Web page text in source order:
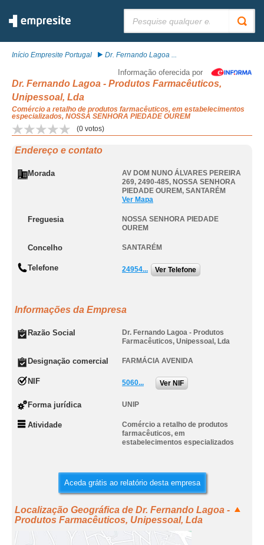
Início Empresite Portugal Dr. Fernando Lagoa ...
Informação oferecida por
Dr. Fernando Lagoa - Produtos Farmacêuticos,
Unipessoal, Lda
Comércio a retalho de produtos farmacêuticos, em estabelecimentos
especializados, NOSSA SENHORA PIEDADE OUREM
(0 votos)
Endereço e contato
Morada
AV DOM NUNO ÁLVARES PEREIRA
269, 2490-485, NOSSA SENHORA
PIEDADE OUREM , SANTARÉM
Ver Mapa
Freguesia
NOSSA SENHORA PIEDADE
OUREM
Concelho SANTARÉM
Telefone 24954... Ver Telefone
Informações da Empresa
Razão Social
Dr. Fernando Lagoa - Produtos
Farmacêuticos, Unipessoal, Lda
Designação comercial FARMÁCIA AVENIDA
NIF 5060... Ver NIF
Forma jurídica UNIP
Atividade
Comércio a retalho de produtos
farmacêuticos, em
estabelecimentos especializados
Aceda grátis ao relatório desta empresa
Localização Geográfica de Dr. Fernando Lagoa -
Produtos Farmacêuticos, Unipessoal, Lda